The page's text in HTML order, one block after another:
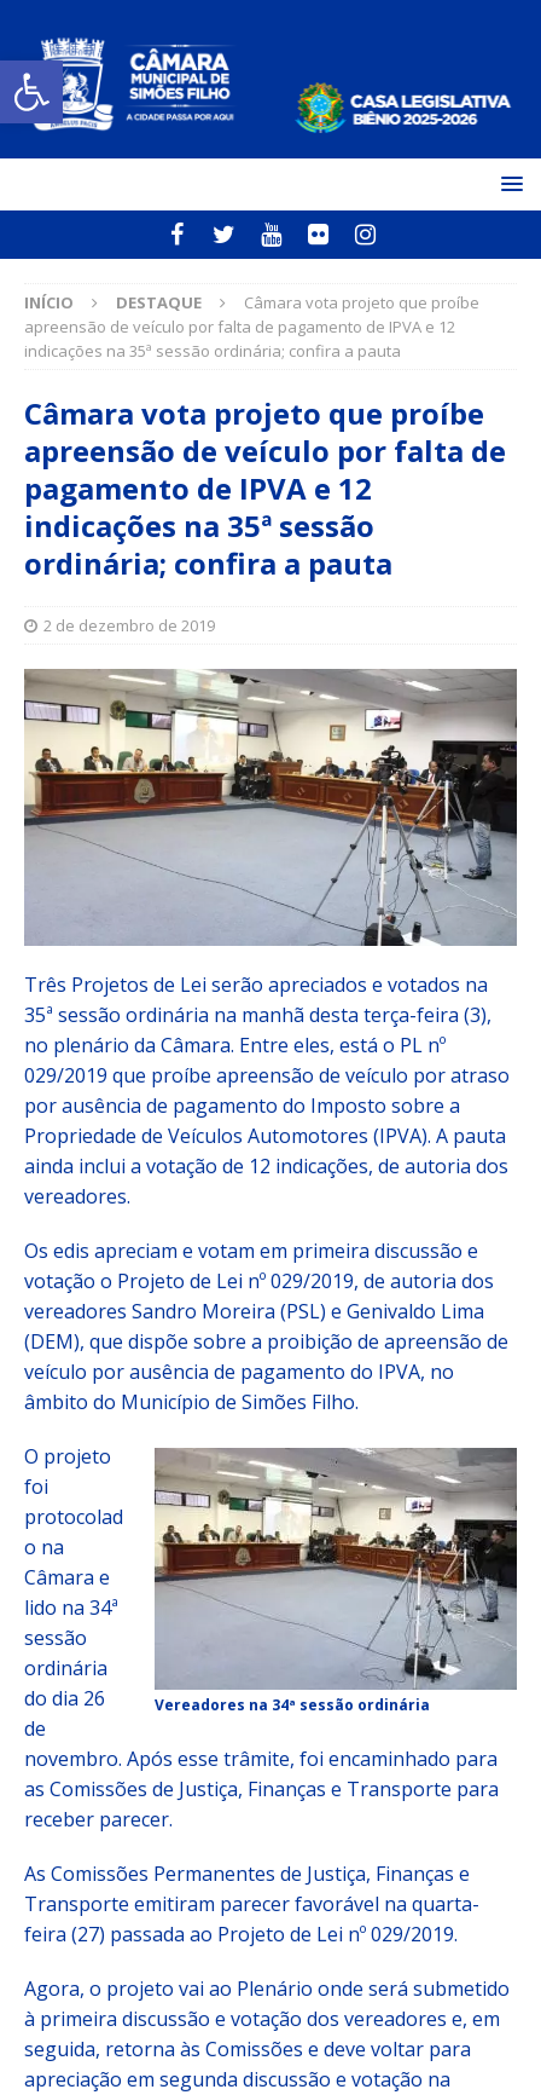
Open toolbar
INÍCIO DESTAQUE
Câmara vota projeto que proíbe
apreensão de veículo por falta de pagamento de IPVA e 12
indicações na 35ª sessão ordinária; confira a pauta
Câmara vota projeto que proíbe
apreensão de veículo por falta de
pagamento de IPVA e 12
indicações na 35ª sessão
ordinária; confira a pauta
2 de dezembro de 2019
Três Projetos de Lei serão apreciados e votados na
35ª sessão ordinária na manhã desta terça-feira (3),
no plenário da Câmara. Entre eles, está o PL nº
029/2019 que proíbe apreensão de veículo por atraso
por ausência de pagamento do Imposto sobre a
Propriedade de Veículos Automotores (IPVA). A pauta
ainda inclui a votação de 12 indicações, de autoria dos
vereadores.
Os edis apreciam e votam em primeira discussão e
votação o Projeto de Lei nº 029/2019, de autoria dos
vereadores Sandro Moreira (PSL) e Genivaldo Lima
(DEM), que dispõe sobre a proibição de apreensão de
veículo por ausência de pagamento do IPVA, no
âmbito do Município de Simões Filho.
Vereadores na 34ª sessão ordinária
O projeto
foi
protocolad
o na
Câmara e
lido na 34ª
sessão
ordinária
do dia 26
de
novembro. Após esse trâmite, foi encaminhado para
as Comissões de Justiça, Finanças e Transporte para
receber parecer.
As Comissões Permanentes de Justiça, Finanças e
Transporte emitiram parecer favorável na quarta-
feira (27) passada ao Projeto de Lei nº 029/2019.
Agora, o projeto vai ao Plenário onde será submetido
à primeira discussão e votação dos vereadores e, em
seguida, retorna às Comissões e deve voltar para
apreciação em segunda discussão e votação na